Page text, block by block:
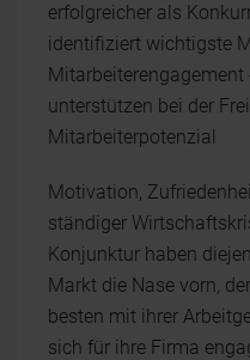
erfolgreicher als
identifiziert wichtigste
Mitarbeiterengagement
unterstützen bei der
Mitarbeiterpotenzial
Motivation,
ständiger
Konjunktur haben
Markt die Nase vorn,
besten mit ihrer
sich für ihre Firma